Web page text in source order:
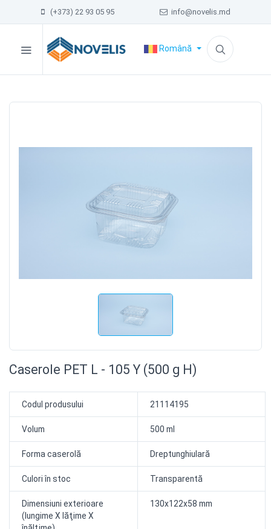
(+373) 22 93 05 95 info@novelis.md
Română
Caserole PET L - 105 Y (500 g H)
Codul produsului 21114195
Volum 500 ml
Forma caserolă Dreptunghiulară
Culori în stoc Transparentă
Dimensiuni exterioare
(lungime X lăţime X
130x122x58 mm